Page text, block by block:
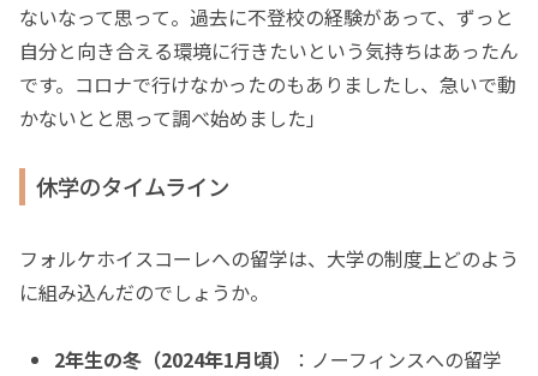
ないなって思って。過去に不登校の経験があって、ずっと
自分と向き合える環境に行きたいという気持ちはあったん
です。コロナで行けなかったのもありましたし、急いで動
かないとと思って調べ始めました」
休学のタイムライン
フォルケホイスコーレへの留学は、大学の制度上どのよう
に組み込んだのでしょうか。
2年生の冬（2024年1月頃）
：ノーフィンスへの留学